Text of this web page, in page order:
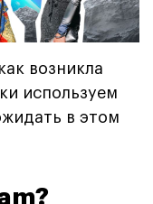
возникла
используем
в этом